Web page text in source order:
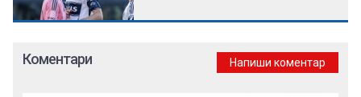
Коментари Напиши коментар